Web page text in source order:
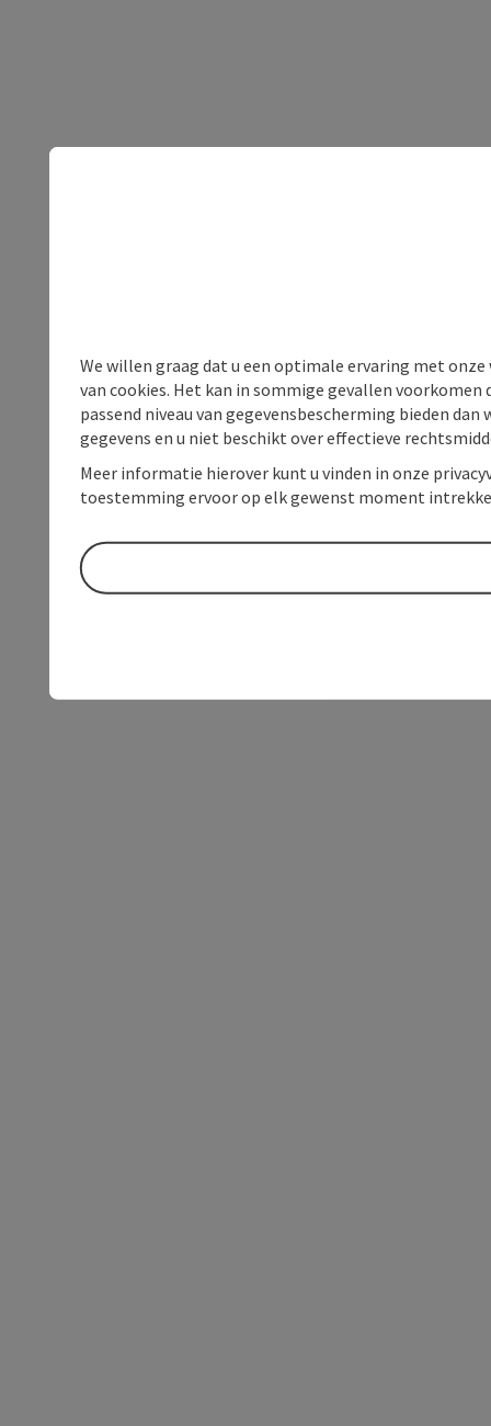
We willen graag dat u een optimale ervaring met
van cookies. Het kan in sommige gevallen voorkomen
passend niveau van gegevensbescherming bieden
gegevens en u niet beschikt over effectieve
Meer informatie hierover kunt u vinden in onze
toestemming ervoor op elk gewenst moment